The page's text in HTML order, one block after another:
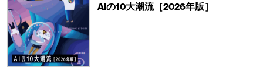
AIの10大潮流［2026年版］